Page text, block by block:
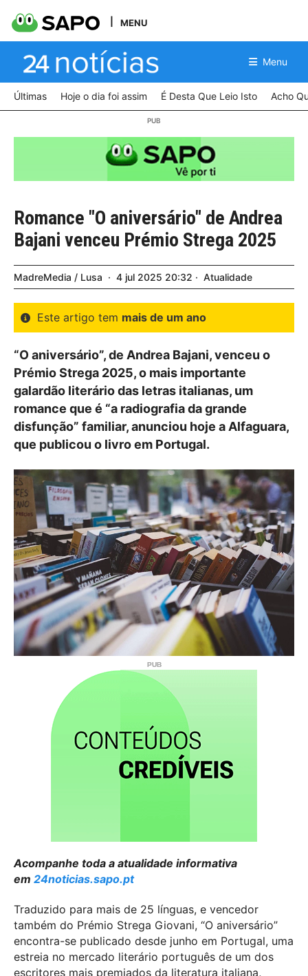
MENU
Menu
Últimas Hoje o dia foi assim É Desta Que Leio Isto Acho
Romance "O aniversário" de Andrea
Bajani venceu Prémio Strega 2025
MadreMedia / Lusa 4 jul 2025 20:32 Atualidade
Este artigo tem mais de um ano
“O aniversário”, de Andrea Bajani, venceu o
Prémio Strega 2025, o mais importante
galardão literário das letras italianas, um
romance que é “a radiografia da grande
disfunção” familiar, anunciou hoje a Alfaguara,
que publicou o livro em Portugal.
Acompanhe toda a atualidade informativa
em 24noticias.sapo.pt
Traduzido para mais de 25 línguas, e vencedor
também do Prémio Strega Giovani, “O aniversário”
encontra-se publicado desde junho em Portugal, uma
estreia no mercado literário português de um dos
escritores mais premiados da literatura italiana,